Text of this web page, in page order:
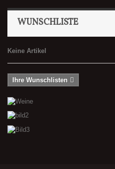
WUNSCHLISTE
Keine Artikel
Ihre Wunschlisten